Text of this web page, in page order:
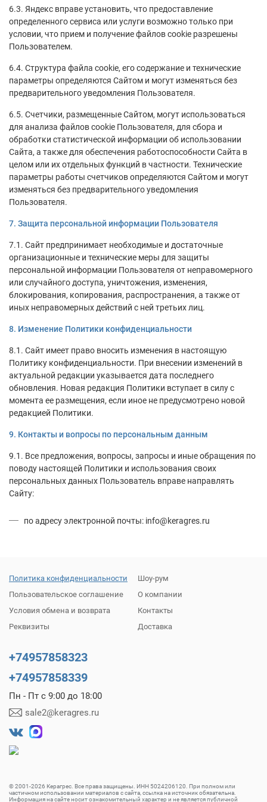
6.3. Яндекс вправе установить, что предоставление
определенного сервиса или услуги возможно только при
условии, что прием и получение файлов cookie разрешены
Пользователем.
6.4. Структура файла cookie, его содержание и технические
параметры определяются Сайтом и могут изменяться без
предварительного уведомления Пользователя.
6.5. Счетчики, размещенные Сайтом, могут использоваться
для анализа файлов cookie Пользователя, для сбора и
обработки статистической информации об использовании
Сайта, а также для обеспечения работоспособности Сайта в
целом или их отдельных функций в частности. Технические
параметры работы счетчиков определяются Сайтом и могут
изменяться без предварительного уведомления
Пользователя.
7. Защита персональной информации Пользователя
7.1. Сайт предпринимает необходимые и достаточные
организационные и технические меры для защиты
персональной информации Пользователя от неправомерного
или случайного доступа, уничтожения, изменения,
блокирования, копирования, распространения, а также от
иных неправомерных действий с ней третьих лиц.
8. Изменение Политики конфиденциальности
8.1. Сайт имеет право вносить изменения в настоящую
Политику конфиденциальности. При внесении изменений в
актуальной редакции указывается дата последнего
обновления. Новая редакция Политики вступает в силу с
момента ее размещения, если иное не предусмотрено новой
редакцией Политики.
9. Контакты и вопросы по персональным данным
9.1. Все предложения, вопросы, запросы и иные обращения по
поводу настоящей Политики и использования своих
персональных данных Пользователь вправе направлять
Сайту:
по адресу электронной почты: info@keragres.ru
+74957858323
+74957858339
Пн - Пт с 9:00 до 18:00
sale2@keragres.ru
Политика конфиденциальности
Пользовательское соглашение
Условия обмена и возврата
Реквизиты
Шоу-рум
О компании
Контакты
Доставка
© 2001-2026 Керагрес. Все права защищены. ИНН 5024206120. При полном или
частичном использовании материалов с сайта, ссылка на источник обязательна.
Информация на сайте носит ознакомительный характер и не является публичной